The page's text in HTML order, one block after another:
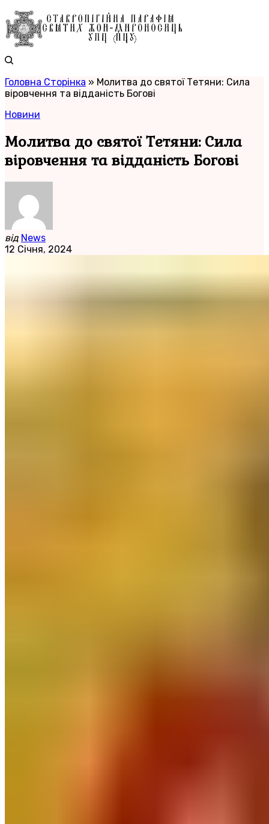
Головна Сторінка » Молитва до святої Тетяни: Сила
віровчення та відданість Богові
Новини
Молитва до святої Тетяни: Сила
віровчення та відданість Богові
від News
12 Січня, 2024